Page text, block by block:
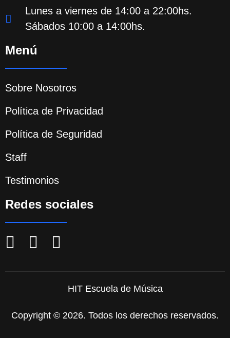
Lunes a viernes de 14:00 a 22:00hs.
Sábados 10:00 a 14:00hs.
Menú
Sobre Nosotros
Política de Privacidad
Política de Seguridad
Staff
Testimonios
Redes sociales
HIT Escuela de Música
Copyright © 2026. Todos los derechos reservados.